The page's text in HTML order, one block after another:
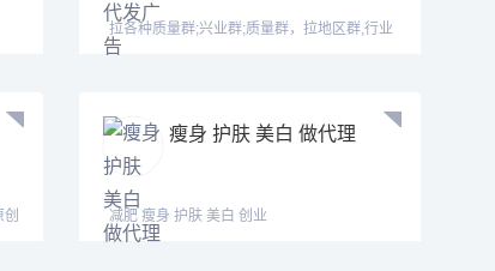
拉各种质量群;兴业群;质量群，拉地区群,行业
群，纯聊群。
瘦身 护肤 美白 做代理
减肥 瘦身 护肤 美白 创业